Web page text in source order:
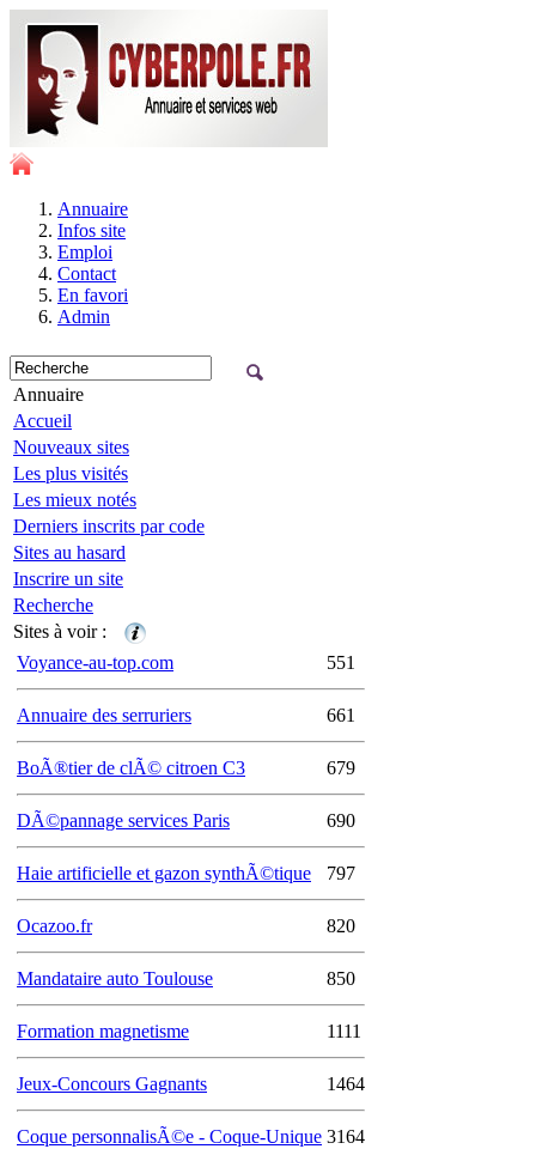
Annuaire
Infos site
Emploi
Contact
En favori
Admin
Annuaire
Accueil
Nouveaux sites
Les plus visités
Les mieux notés
Derniers inscrits par code
Sites au hasard
Inscrire un site
Recherche
Sites à voir :
Voyance-au-top.com
551
Annuaire des serruriers 661
BoÃ®tier de clÃ© citroen C3 679
DÃ©pannage services Paris 690
Haie artificielle et gazon synthÃ©tique 797
Ocazoo.fr 820
Mandataire auto Toulouse 850
Formation magnetisme 1111
Jeux-Concours Gagnants 1464
Coque personnalisÃ©e - Coque-Unique 3164